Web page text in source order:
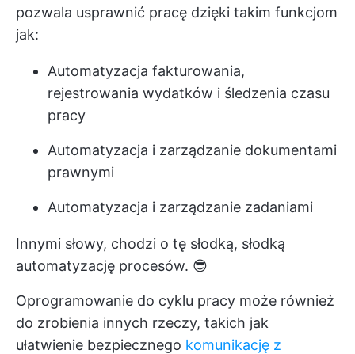
pozwala usprawnić pracę dzięki takim funkcjom
jak:
Automatyzacja fakturowania,
rejestrowania wydatków i śledzenia czasu
pracy
Automatyzacja i zarządzanie dokumentami
prawnymi
Automatyzacja i zarządzanie zadaniami
Innymi słowy, chodzi o tę słodką, słodką
automatyzację procesów. 😎
Oprogramowanie do cyklu pracy może również
do zrobienia innych rzeczy, takich jak
ułatwienie bezpiecznego komunikację z